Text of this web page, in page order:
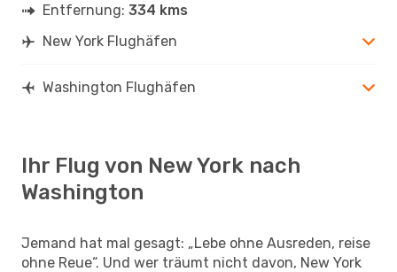
Entfernung: 334 kms
New York Flughäfen
Washington Flughäfen
Ihr Flug von New York nach
Washington
Jemand hat mal gesagt: „Lebe ohne Ausreden, reise
ohne Reue“. Und wer träumt nicht davon, New York